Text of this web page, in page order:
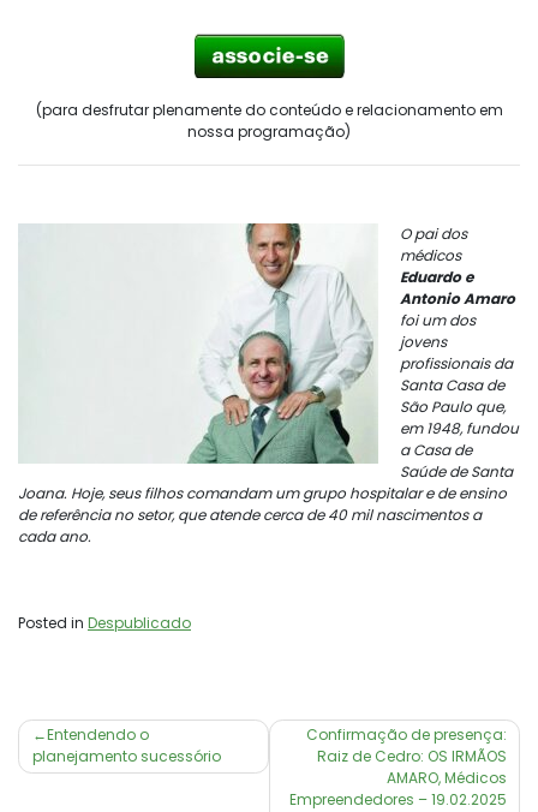
(para desfrutar plenamente do conteúdo e relacionamento em
nossa programação)
O pai dos
médicos
Eduardo e
Antonio Amaro
foi um dos
jovens
profissionais da
Santa Casa de
São Paulo que,
em 1948, fundou
a Casa de
Saúde de Santa
Joana. Hoje, seus filhos comandam um grupo hospitalar e de ensino
de referência no setor, que atende cerca de 40 mil nascimentos a
cada ano.
Posted in Despublicado
Navegação
de
Entendendo o
planejamento sucessório
Confirmação de presença:
Raiz de Cedro: OS IRMÃOS
AMARO, Médicos
Empreendedores – 19.02.2025